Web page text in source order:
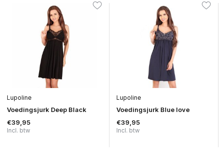
Lupoline
Voedingsjurk Deep Black
€39,95
Incl. btw
Lupoline
Voedingsjurk Blue love
€39,95
Incl. btw